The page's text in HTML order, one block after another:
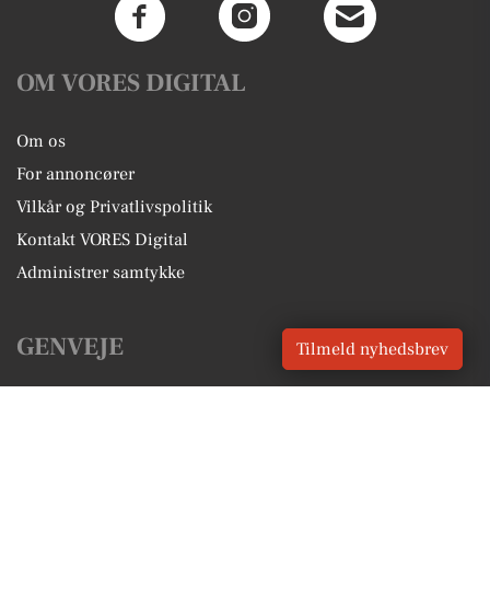
OM VORES DIGITAL
Om os
For annoncører
Vilkår og Privatlivspolitik
Kontakt VORES Digital
Administrer samtykke
GENVEJE Tilmeld nyhedsbrev